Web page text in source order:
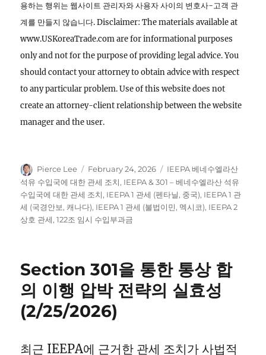
용하는 행위는 웹사이트 관리자와 사용자 사이의 변호사-고객 관
계를 만들지 않습니다. Disclaimer: The materials available at
www.USKoreaTrade.com are for informational purposes
only and not for the purpose of providing legal advice. You
should contact your attorney to obtain advice with respect
to any particular problem. Use of this website does not
create an attorney-client relationship between the website
manager and the user.
Author
Pierce Lee
Posted
on
February 24, 2026 Categories
IEEPA 베네수엘라산
석유 수입국에 대한 관세 조치, IEEPA & 301 – 베네수엘라산 석유
수입국에 대한 관세 조치, IEEPA 1 관세 (펜타닐, 중국), IEEPA 1 관
세 (국경안보, 캐나다), IEEPA 1 관세 (불법이민, 멕시코), IEEPA 2
상호 관세,122조 임시 수입부과금
Section 301을 통한 통상 합
의 이행 압박 전략의 실효성
(2/25/2026)
최근 IEEPA에 근거한 관세 조치가 사법적